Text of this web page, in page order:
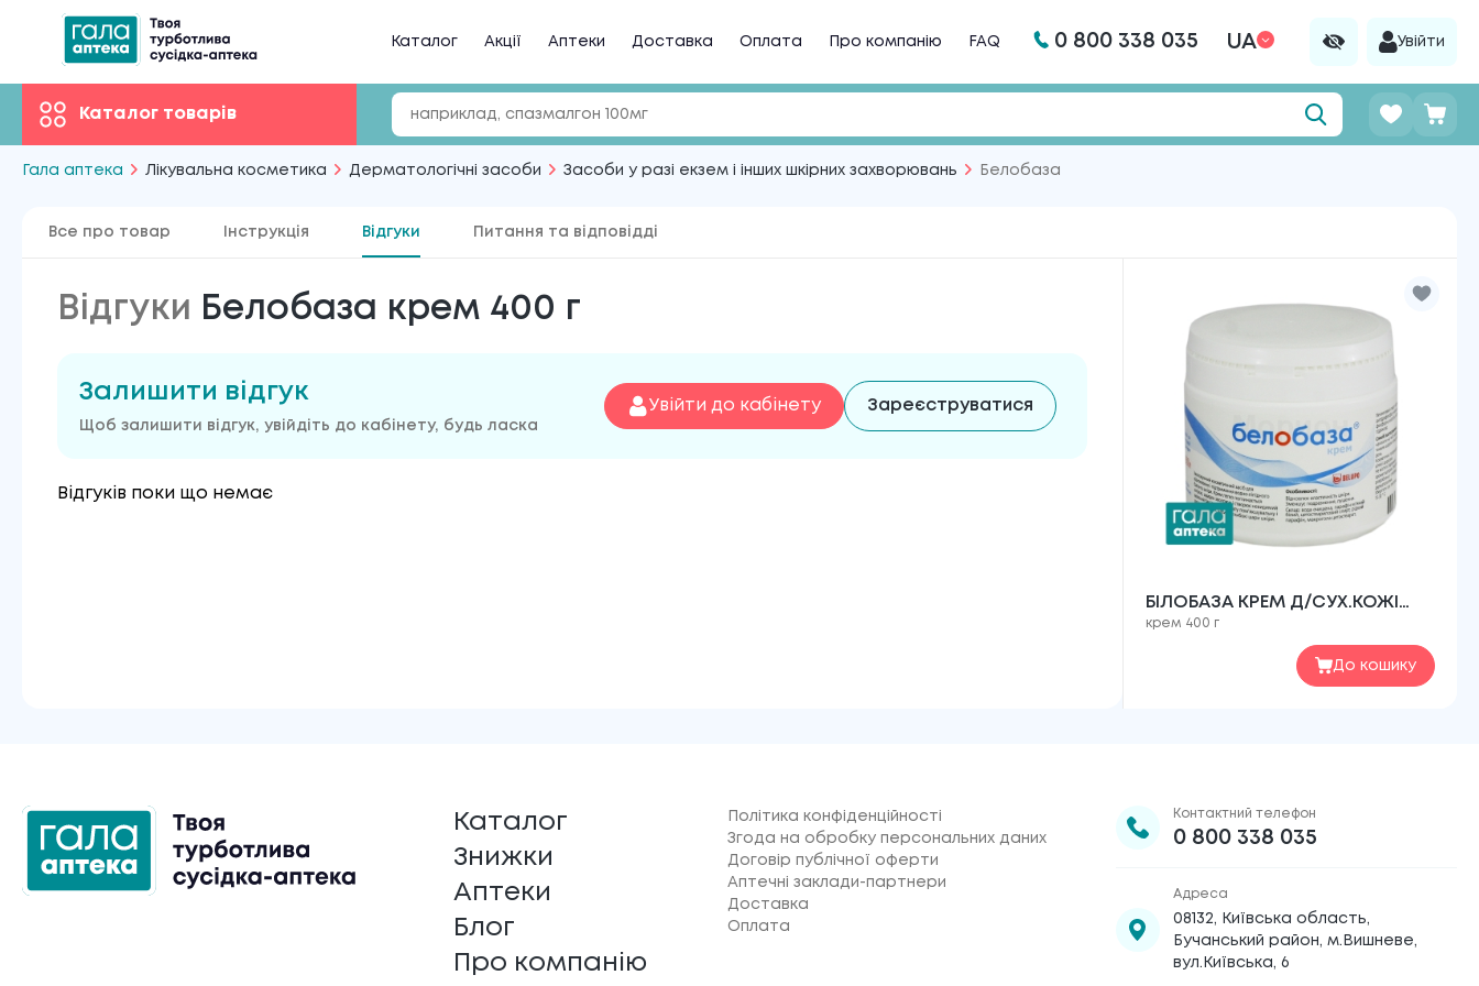
Каталог Акції Аптеки Доставка Оплата Про компанію FAQ 0 800 338 035 UA Увійти
Каталог товарів
Гала аптека Лікувальна косметика Дерматологічні засоби Засоби у разі екзем і інших шкірних захворювань Белобаза
Все про товар Інструкція Відгуки Питання та відповідді
Відгуки Белобаза крем 400 г
Залишити відгук
Щоб залишити відгук, увійдіть до кабінету, будь ласка
Увійти до кабінету Зареєструватися
Відгуків поки що немає
БІЛОБАЗА КРЕМ Д/СУХ.КОЖІ
400Г
крем 400 г
До кошику
Каталог
Знижки
Аптеки
Блог
Про компанію
Політика конфіденційності
Згода на обробку персональних даних
Договір публічної оферти
Аптечні заклади-партнери
Доставка
Оплата
Контактний телефон
0 800 338 035
Адреса
08132, Київська область,
Бучанський район, м.Вишневе,
вул.Київська, 6